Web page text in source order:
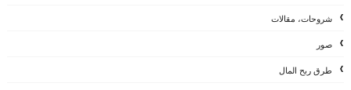
شروحات، مقالات
صور
طرق ربح المال